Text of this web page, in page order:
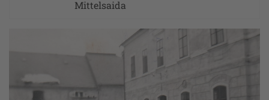
Mittelsaida